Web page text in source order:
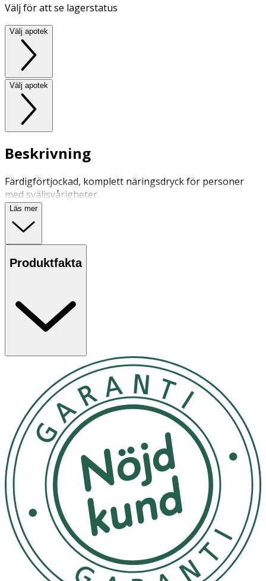
Välj för att se lagerstatus
Välj apotek
Välj apotek
Beskrivning
Färdigförtjockad, komplett näringsdryck för personer
med sväljsvårigheter.
Läs mer
Produktfakta